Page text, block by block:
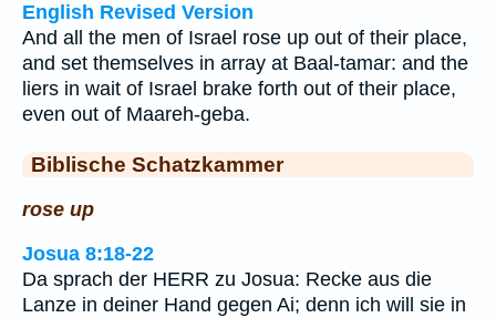
English Revised Version
And all the men of Israel rose up out of their place,
and set themselves in array at Baal-tamar: and the
liers in wait of Israel brake forth out of their place,
even out of Maareh-geba.
Biblische Schatzkammer
rose up
Josua 8:18-22
Da sprach der HERR zu Josua: Recke aus die
Lanze in deiner Hand gegen Ai; denn ich will sie in